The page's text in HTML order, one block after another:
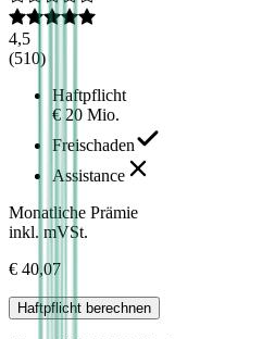
4,5
(510)
Haftpflicht
€ 20 Mio.
Freischaden
Assistance
Monatliche Prämie
inkl. mVSt.
€ 40,07
Haftpflicht berechnen